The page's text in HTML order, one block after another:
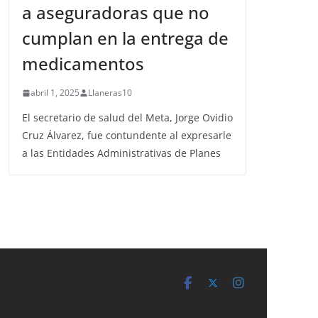
a aseguradoras que no
cumplan en la entrega de
medicamentos
abril 1, 2025 Llaneras10
El secretario de salud del Meta, Jorge Ovidio
Cruz Álvarez, fue contundente al expresarle
a las Entidades Administrativas de Planes